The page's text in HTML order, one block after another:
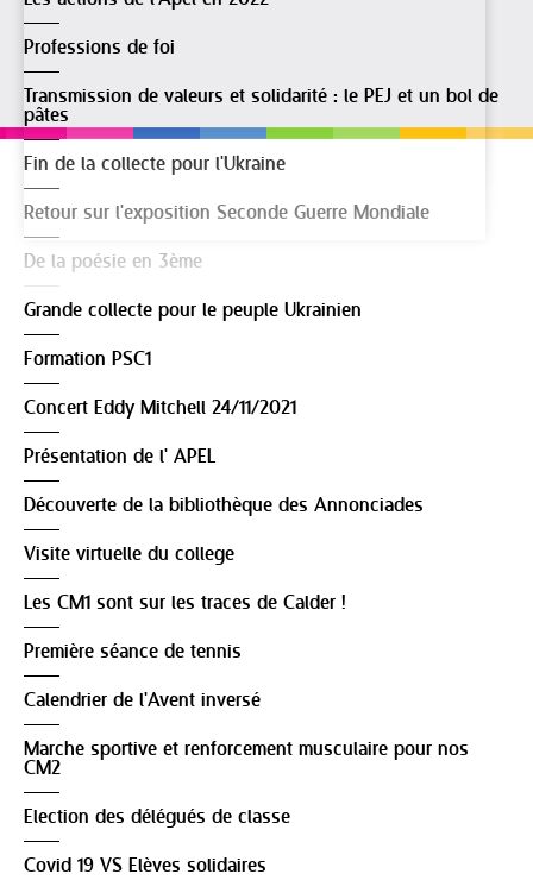
Professions de foi
Transmission de valeurs et solidarité : le PEJ et un bol de
pâtes
Fin de la collecte pour l'Ukraine
Retour sur l'exposition Seconde Guerre Mondiale
De la poésie en 3ème
Grande collecte pour le peuple Ukrainien
Formation PSC1
Concert Eddy Mitchell 24/11/2021
Présentation de l' APEL
Découverte de la bibliothèque des Annonciades
Visite virtuelle du college
Les CM1 sont sur les traces de Calder !
Première séance de tennis
Calendrier de l'Avent inversé
Marche sportive et renforcement musculaire pour nos
CM2
Election des délégués de classe
Covid 19 VS Elèves solidaires